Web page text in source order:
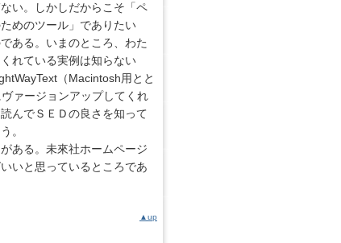
い。しかしだからこそ「ペ
めのツール」でありたい
ある。いまのところ、わた
れている実例は知らない
（Macintosh用とと
ァージョンアップしてくれ
んでＳＥＤの良さを知って
。
ある。未來社ホームページ
いと思っているところであ
▲up